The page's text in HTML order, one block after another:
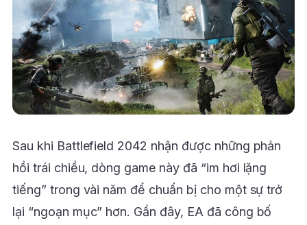
Sau khi Battlefield 2042 nhận được những phản
hồi trái chiều, dòng game này đã “im hơi lặng
tiếng” trong vài năm để chuẩn bị cho một sự trở
lại “ngoạn mục” hơn. Gần đây, EA đã công bố